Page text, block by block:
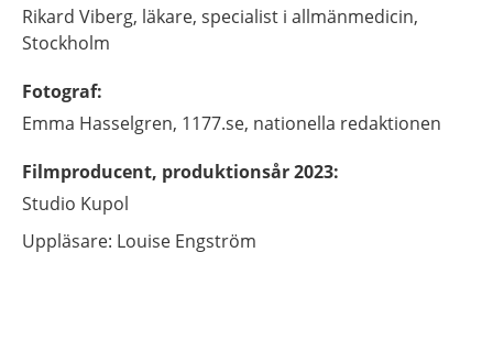
Rikard Viberg, läkare, specialist i allmänmedicin,
Stockholm
Fotograf:
Emma Hasselgren, 1177.se, nationella redaktionen
Filmproducent, produktionsår 2023:
Studio Kupol
Uppläsare: Louise Engström